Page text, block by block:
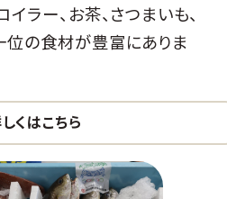
イラー、お茶、さつまいも、
位の食材が豊富にありま
くはこちら